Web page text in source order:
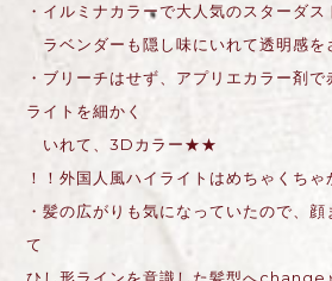
・イルミナカラーで大人気のスターダス
ラベンダーも隠し味にいれて透明感を
・ブリーチはせず、アプリエカラー剤
ライトを細かく
いれて、3Dカラー★★
！！外国人風ハイライトはめちゃくちゃ
・髪の広がりも気になっていたので、
て